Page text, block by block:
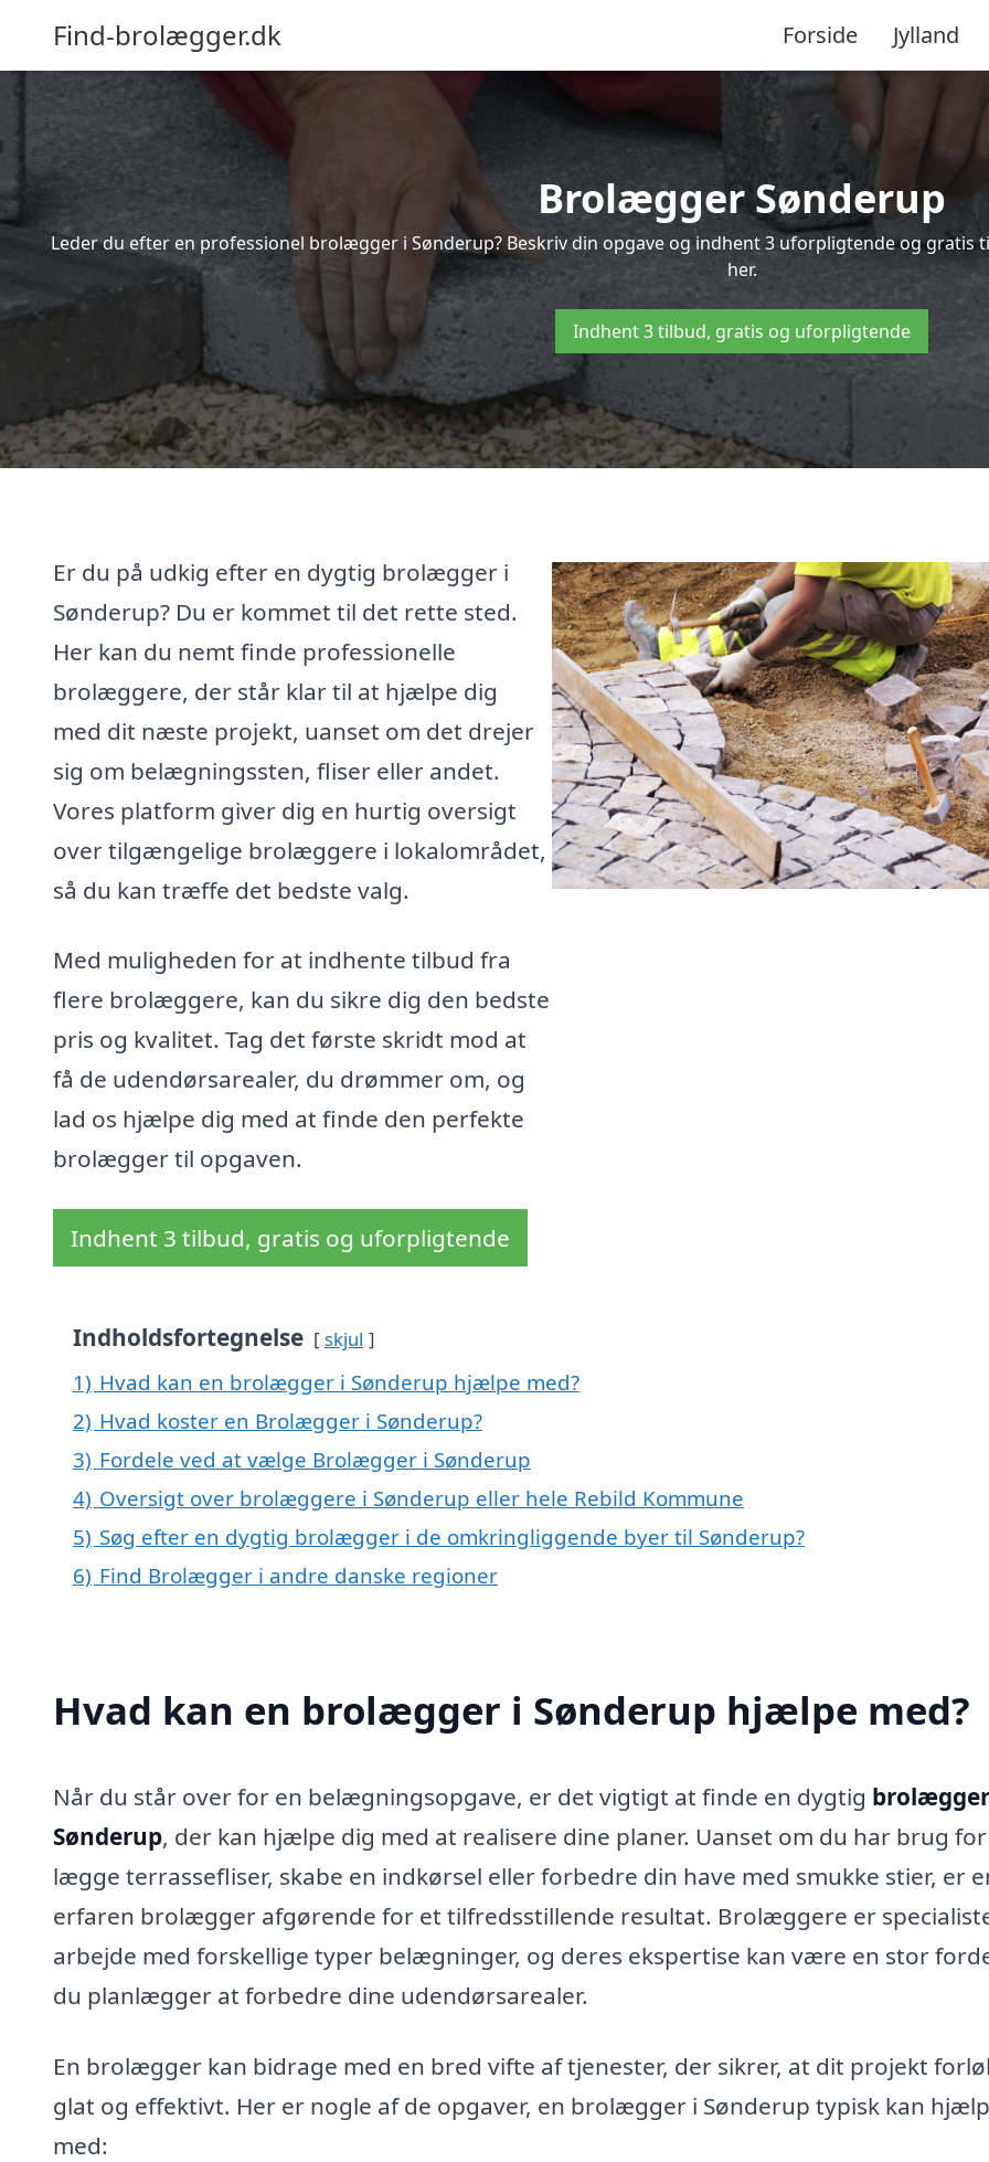
Find-brolægger.dk Forside Jylland
Brolægger Sønderup
Leder du efter en professionel brolægger i Sønderup? Beskriv din opgave og indhent 3 uforpligtende og
her.
Indhent 3 tilbud, gratis og uforpligtende
Er du på udkig efter en dygtig brolægger i
Sønderup? Du er kommet til det rette sted.
Her kan du nemt finde professionelle
brolæggere, der står klar til at hjælpe dig
med dit næste projekt, uanset om det drejer
sig om belægningssten, fliser eller andet.
Vores platform giver dig en hurtig oversigt
over tilgængelige brolæggere i lokalområdet,
så du kan træffe det bedste valg.
Med muligheden for at indhente tilbud fra
flere brolæggere, kan du sikre dig den bedste
pris og kvalitet. Tag det første skridt mod at
få de udendørsarealer, du drømmer om, og
lad os hjælpe dig med at finde den perfekte
brolægger til opgaven.
Indhent 3 tilbud, gratis og uforpligtende
Indholdsfortegnelse skjul
1) Hvad kan en brolægger i Sønderup hjælpe med?
2) Hvad koster en Brolægger i Sønderup?
3) Fordele ved at vælge Brolægger i Sønderup
4) Oversigt over brolæggere i Sønderup eller hele Rebild Kommune
5) Søg efter en dygtig brolægger i de omkringliggende byer til Sønderup?
6) Find Brolægger i andre danske regioner
Hvad kan en brolægger i Sønderup hjælpe med?
Når du står over for en belægningsopgave, er det vigtigt at finde en dygtig
Sønderup, der kan hjælpe dig med at realisere dine planer. Uanset om du har brug
lægge terrassefliser, skabe en indkørsel eller forbedre din have med smukke stier, er
erfaren brolægger afgørende for et tilfredsstillende resultat. Brolæggere er
arbejde med forskellige typer belægninger, og deres ekspertise kan være en stor
du planlægger at forbedre dine udendørsarealer.
En brolægger kan bidrage med en bred vifte af tjenester, der sikrer, at dit projekt
glat og effektivt. Her er nogle af de opgaver, en brolægger i Sønderup typisk kan
med: